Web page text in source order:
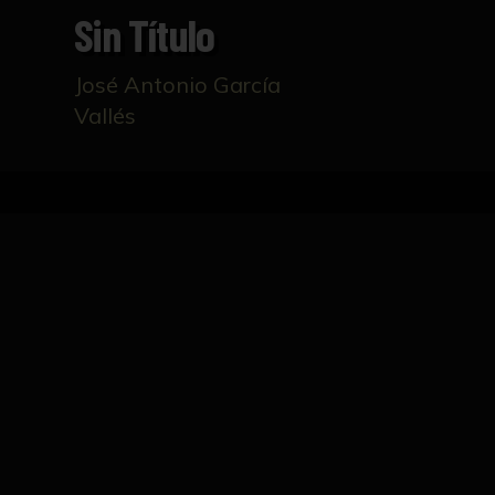
Sin Título
José Antonio García
Vallés